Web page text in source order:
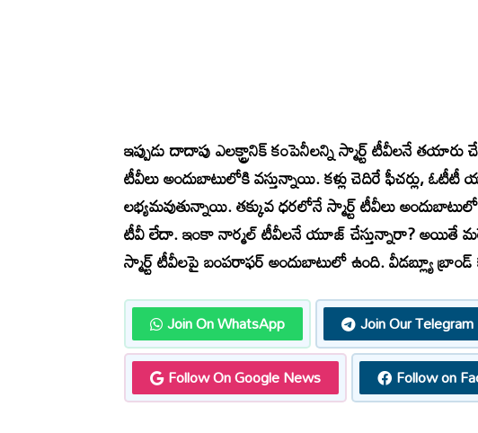
ఇప్పుడు దాదాపు ఎలక్ట్రానిక్ కంపెనీలన్ని స్మార్ట్ టీవీలనే
టీవీలు అందుబాటులోకి వస్తున్నాయి. కళ్లు చెదిరే ఫీచర్లు,
లభ్యమవుతున్నాయి. తక్కువ ధరలోనే స్మార్ట్ టీవీలు
టీవీ లేదా. ఇంకా నార్మల్ టీవీలనే యూజ్ చేస్తున్నారా? అయితే
స్మార్ట్ టీవీలపై బంపరాఫర్ అందుబాటులో ఉంది. వీడబ్ల్యూ బ్రాండ్
Join On WhatsApp
Join Our Telegram
Follow On Google News
Follow on